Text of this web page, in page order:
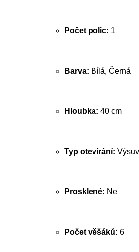
Počet polic: 1
Barva: Bílá, Černá
Hloubka: 40 cm
Typ otevírání:
Prosklené: Ne
Počet věšáků: 6